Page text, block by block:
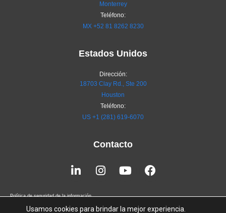
Monterrey
Teléfono:
MX +52 81 8262 8230
Estados Unidos
Dirección:
18703 Clay Rd., Ste 200
Houston
Teléfono:
US +1 (281) 619-6070
Contacto
Linkedin-
in
Instagram
YoutubeFacebook
Política de seguridad de la información
Terms of Service
Usamos cookies para brindar la mejor experiencia.